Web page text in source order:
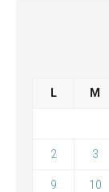
L M
2 3
9 10